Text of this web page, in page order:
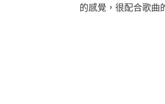
的感覺，很配合歌曲